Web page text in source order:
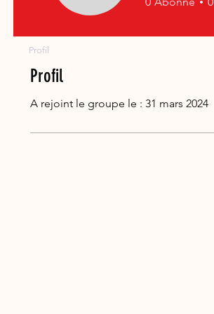
Profil
A rejoint le groupe le : 31 mars 2024
Profil